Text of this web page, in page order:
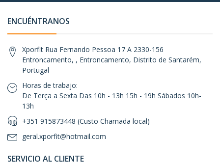
ENCUÉNTRANOS
Xporfit Rua Fernando Pessoa 17 A 2330-156
Entroncamento, , Entroncamento, Distrito de Santarém,
Portugal
Horas de trabajo:
De Terça a Sexta Das 10h - 13h 15h - 19h Sábados 10h-
13h
+351 915873448 (Custo Chamada local)
geral.xporfit@hotmail.com
SERVICIO AL CLIENTE